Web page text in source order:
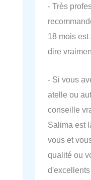
- Très
18 mois
dire
- Si vous
atelle ou
conseille
Salima est
vous et
qualité ou